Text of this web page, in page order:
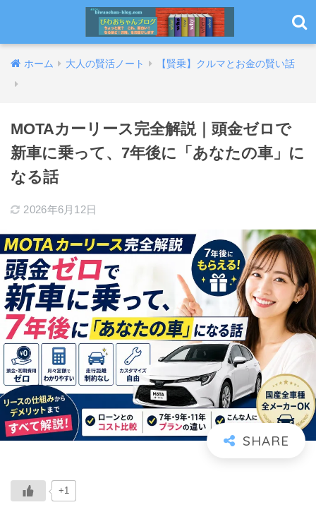
ホーム 大人の賢活ノート 【賢乗】クルマとお金の賢い話
MOTAカーリース完全解説｜頭金ゼロで
新車に乗って、7年後に「あなたの車」に
なる話
2026年6月12日
+1